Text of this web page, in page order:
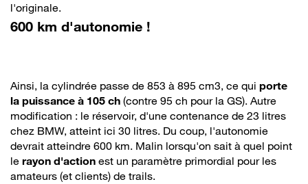
l'originale.
600 km d'autonomie !
Ainsi, la cylindrée passe de 853 à 895 cm3, ce qui porte
la puissance à 105 ch (contre 95 ch pour la GS). Autre
modification : le réservoir, d'une contenance de 23 litres
chez BMW, atteint ici 30 litres. Du coup, l'autonomie
devrait atteindre 600 km. Malin lorsqu'on sait à quel point
le rayon d'action est un paramètre primordial pour les
amateurs (et clients) de trails.